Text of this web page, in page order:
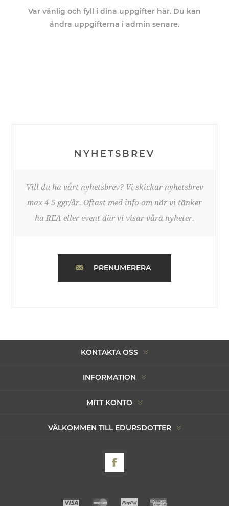
Var vänlig och fyll i dina uppgifter här. Du kan
ändra uppgifterna i admin senare.
NYHETSBREV
Vill du ha vårt nyhetsbrev? Vi skickar nyhetsbrev
max 4-5 ggr/år. Oftast med info om när vi tänker
ha REA eller event där vi visar våra nyheter.
PRENUMERERA
KONTAKTA OSS
INFORMATION
MITT KONTO
VÄLKOMMEN TILL EDURSDOTTER